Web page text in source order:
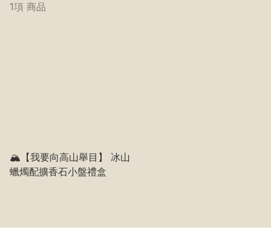
1項 商品
🏔️【我要向高山舉目】 冰山
蠟燭配擴香石小盤禮盒